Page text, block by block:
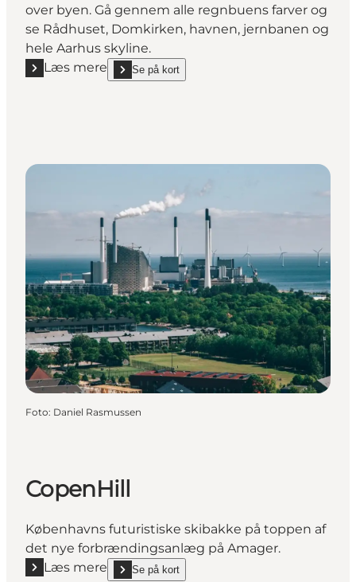
over byen. Gå gennem alle regnbuens farver og
se Rådhuset, Domkirken, havnen, jernbanen og
hele Aarhus skyline.
Læs mere
Læs mere "Your rainbow panorama på toppen af
Se på kort
show Your rainbow panorama på toppen af ARoS
Foto: Daniel Rasmussen
CopenHill
Københavns futuristiske skibakke på toppen af
det nye forbrændingsanlæg på Amager.
Læs mere
Læs mere "CopenHill"
Se på kort
show CopenHill on_map